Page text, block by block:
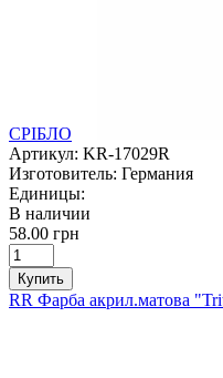
СРІБЛО
Артикул: KR-17029R
Изготовитель: Германия
Единицы:
В наличии
58.00 грн
Купить
RR Фарба акрил.матова